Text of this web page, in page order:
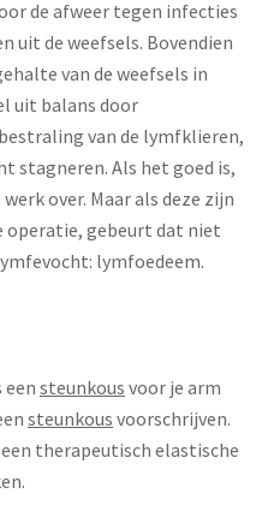
de afweer tegen infecties
uit de weefsels. Bovendien
van de weefsels in
uit balans door
van de lymfklieren,
stagneren. Als het goed is,
over. Maar als deze zijn
operatie, gebeurt dat niet
lymfoedeem.
steunkous voor je arm
steunkous voorschrijven.
therapeutisch elastische